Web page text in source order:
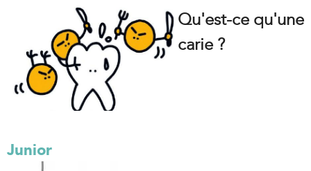
Qu'est-ce qu'une
carie ?
Junior